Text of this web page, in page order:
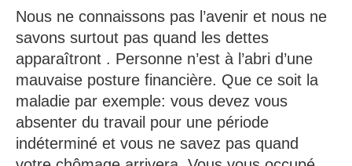
Nous ne connaissons pas l’avenir et nous ne
savons surtout pas quand les dettes
apparaîtront . Personne n’est à l’abri d’une
mauvaise posture financière. Que ce soit la
maladie par exemple: vous devez vous
absenter du travail pour une période
indéterminé et vous ne savez pas quand